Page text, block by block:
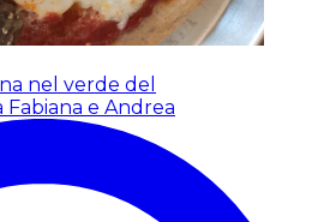
nel verde del
Fabiana e Andrea